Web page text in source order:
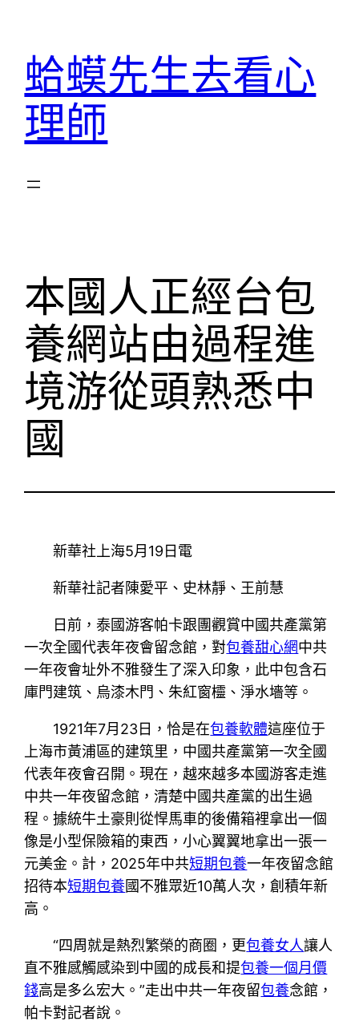
蛤蟆先生去看心
理師
本國人正經台包
養網站由過程進
境游從頭熟悉中
國
新華社上海5月19日電
新華社記者陳愛平、史林靜、王前慧
日前，泰國游客帕卡跟團觀賞中國共產黨第
一次全國代表年夜會留念館，對包養甜心網中共
一年夜會址外不雅發生了深入印象，此中包含石
庫門建筑、烏漆木門、朱紅窗欞、淨水墻等。
1921年7月23日，恰是在包養軟體這座位于
上海市黃浦區的建筑里，中國共產黨第一次全國
代表年夜會召開。現在，越來越多本國游客走進
中共一年夜留念館，清楚中國共產黨的出生過
程。據統牛土豪則從悍馬車的後備箱裡拿出一個
像是小型保險箱的東西，小心翼翼地拿出一張一
元美金。計，2025年中共短期包養一年夜留念館
招待本短期包養國不雅眾近10萬人次，創積年新
高。
“四周就是熱烈繁榮的商圈，更包養女人讓人
直不雅感觸感染到中國的成長和提包養一個月價
錢高是多么宏大。”走出中共一年夜留包養念館，
帕卡對記者說。